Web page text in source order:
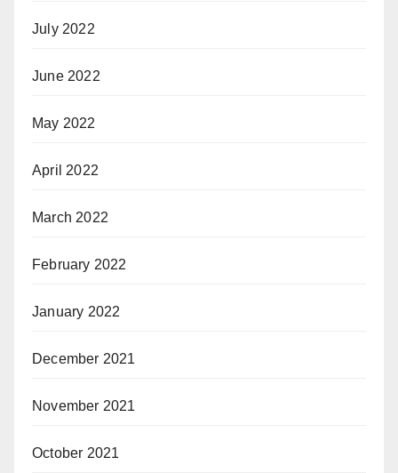
July 2022
June 2022
May 2022
April 2022
March 2022
February 2022
January 2022
December 2021
November 2021
October 2021